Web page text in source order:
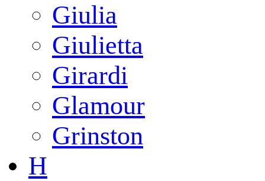
Giulia
Giulietta
Girardi
Glamour
Grinston
H